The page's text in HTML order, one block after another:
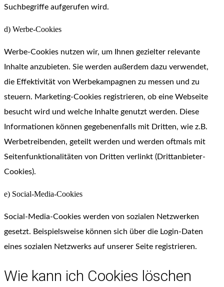
Suchbegriffe aufgerufen wird.
d) Werbe-Cookies
Werbe-Cookies nutzen wir, um Ihnen gezielter relevante
Inhalte anzubieten. Sie werden außerdem dazu verwendet,
die Effektivität von Werbekampagnen zu messen und zu
steuern. Marketing-Cookies registrieren, ob eine Webseite
besucht wird und welche Inhalte genutzt werden. Diese
Informationen können gegebenenfalls mit Dritten, wie z.B.
Werbetreibenden, geteilt werden und werden oftmals mit
Seitenfunktionalitäten von Dritten verlinkt (Drittanbieter-
Cookies).
e) Social-Media-Cookies
Social-Media-Cookies werden von sozialen Netzwerken
gesetzt. Beispielsweise können sich über die Login-Daten
eines sozialen Netzwerks auf unserer Seite registrieren.
Wie kann ich Cookies löschen